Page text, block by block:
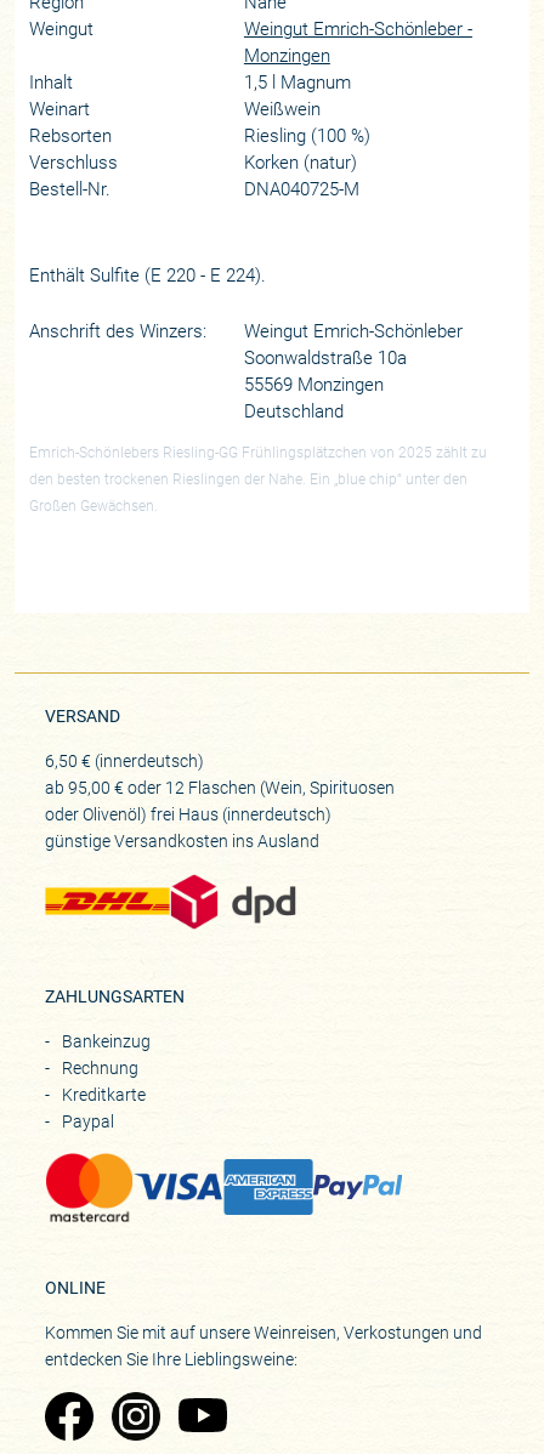
Weingut
Weingut Emrich-Schönleber -
Monzingen
Inhalt
1,5 l Magnum
Weinart
Weißwein
Rebsorten
Riesling (100 %)
Verschluss
Korken (natur)
Bestell-Nr.
DNA040725-M
Enthält Sulfite (E 220 - E 224).
Anschrift des Winzers:
Weingut Emrich-Schönleber
Soonwaldstraße 10a
55569 Monzingen
Deutschland
Emrich-Schönlebers Riesling-GG Frühlingsplätzchen von 2025 zählt zu
den besten trockenen Rieslingen der Nahe. Ein „blue chip“ unter den
Großen Gewächsen.
VERSAND
6,50 € (innerdeutsch)
ab 95,00 € oder 12 Flaschen (Wein, Spirituosen
oder Olivenöl) frei Haus (innerdeutsch)
günstige Versandkosten ins Ausland
ZAHLUNGSARTEN
Bankeinzug
Rechnung
Kreditkarte
Paypal
ONLINE
Kommen Sie mit auf unsere Weinreisen, Verkostungen und
entdecken Sie Ihre Lieblingsweine:
Zu Pinard's Facebook-Seite
Zu Pinard's Instagram-Seite
Zu Pinard's YouTube-Seite